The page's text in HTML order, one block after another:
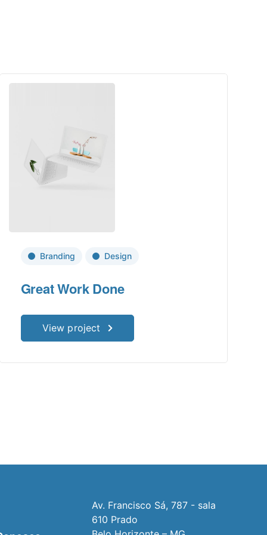
Branding Design
Great Work Done
View project
Av. Francisco Sá, 787 - sala
610 Prado